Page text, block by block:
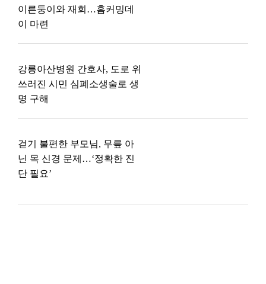
이른둥이와 재회…홈커밍데
이 마련
강릉아산병원 간호사, 도로 위
쓰러진 시민 심폐소생술로 생
명 구해
걷기 불편한 부모님, 무릎 아
닌 목 신경 문제…‘정확한 진
단 필요’